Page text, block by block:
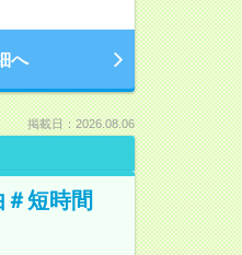
へ
掲載日：2026.08.06
短時間